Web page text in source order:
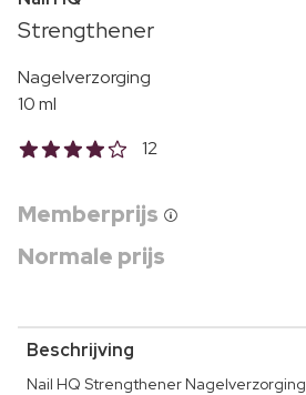
Strengthener
Nagelverzorging
10 ml
12
Memberprijs
Normale prijs
Beschrijving
Nail HQ Strengthener Nagelverzorging